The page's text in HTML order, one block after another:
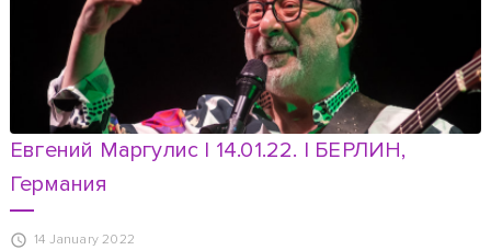
Евгений Маргулис | 14.01.22. | БЕРЛИН,
Германия
14 January 2022